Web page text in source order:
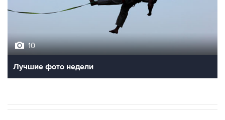
10
Лучшие фото недели